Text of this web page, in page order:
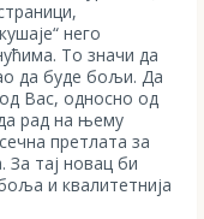
него
То значи да
да буде бољи. Да
Вас, односно од
рад на њему
претлата за
За тај новац би
и квалитетнија